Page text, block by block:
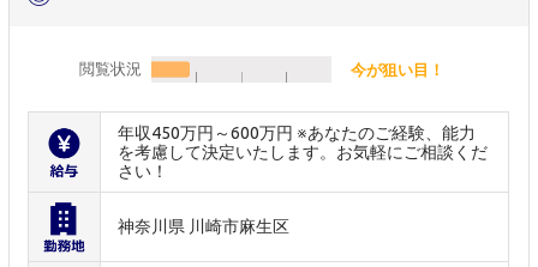
閲覧状況 今が狙い目！
年収450万円～600万円 ※あなたのご経験、能力
を考慮して決定いたします。お気軽にご相談くだ
さい！
神奈川県 川崎市麻生区